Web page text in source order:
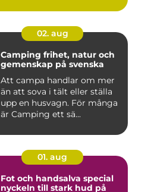
02. aug
Camping frihet, natur och
gemenskap på svenska
Att campa handlar om mer
än att sova i tält eller ställa
upp en husvagn. För många
är Camping ett sä...
01. aug
Fot och handsalva special
nyckeln till stark hud på